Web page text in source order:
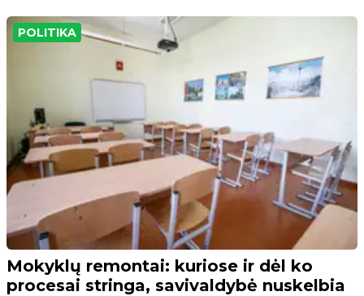
POLITIKA
Mokyklų remontai: kuriose ir dėl ko
procesai stringa, savivaldybė nuskelbia